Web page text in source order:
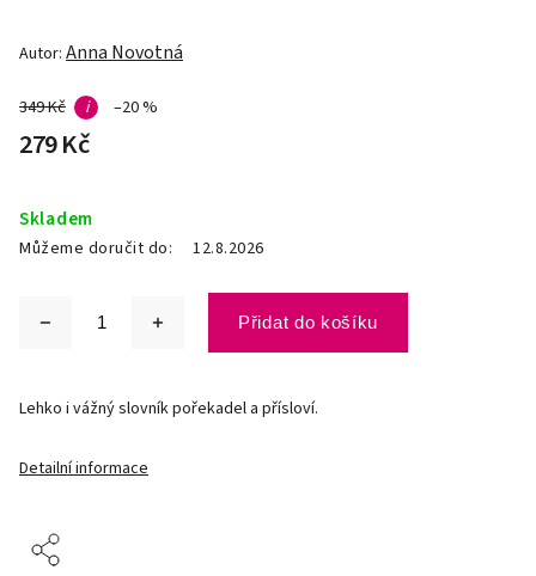
Autor: Anna Novotná
349 Kč i –20 %
279 Kč
Skladem
Můžeme doručit do: 12.8.2026
Přidat do košíku
Lehko i vážný slovník pořekadel a přísloví.
Detailní informace